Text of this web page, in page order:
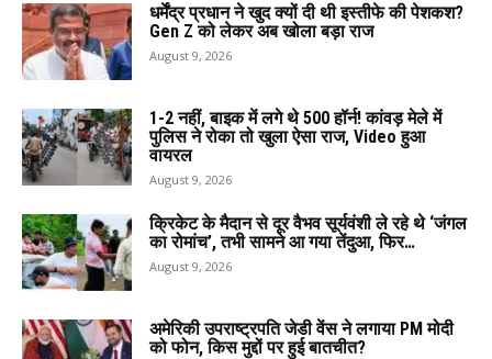
धर्मेंद्र प्रधान ने खुद क्यों दी थी इस्तीफे की पेशकश?
Gen Z को लेकर अब खोला बड़ा राज
August 9, 2026
1-2 नहीं, बाइक में लगे थे 500 हॉर्न! कांवड़ मेले में
पुलिस ने रोका तो खुला ऐसा राज, Video हुआ
वायरल
August 9, 2026
क्रिकेट के मैदान से दूर वैभव सूर्यवंशी ले रहे थे ‘जंगल
का रोमांच’, तभी सामने आ गया तेंदुआ, फिर…
August 9, 2026
अमेरिकी उपराष्ट्रपति जेडी वेंस ने लगाया PM मोदी
को फोन, किस मुद्दों पर हुई बातचीत?